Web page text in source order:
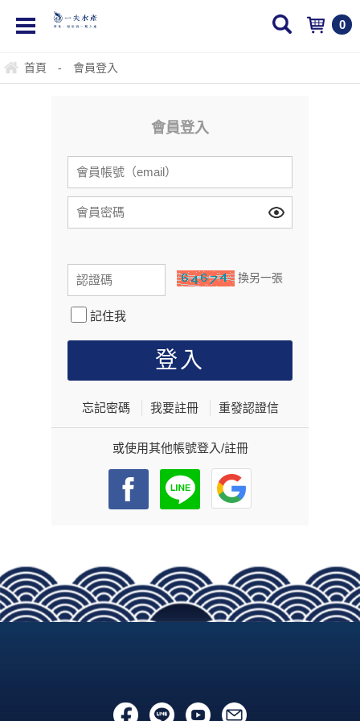
0
首頁 - 會員登入
會員登入
換另一張
記住我
忘記密碼 我要註冊 重發認證信
或使用其他帳號登入/註冊